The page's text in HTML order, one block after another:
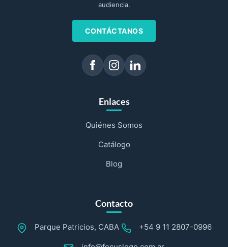
audiencia.
CONTÁCTANOS
Enlaces
Quiénes Somos
Catálogo
Blog
Contacto
Parque Patricios, CABA +54 9 11 2807-0996